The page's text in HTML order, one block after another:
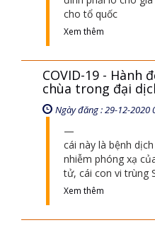
cho tổ quốc
Xem thêm
COVID-19 - Hành
chùa trong đại
Ngày đăng : 29-12-2020
cái này là bệnh
nhiễm phóng xạ
tử, cái con vi trùng
Xem thêm